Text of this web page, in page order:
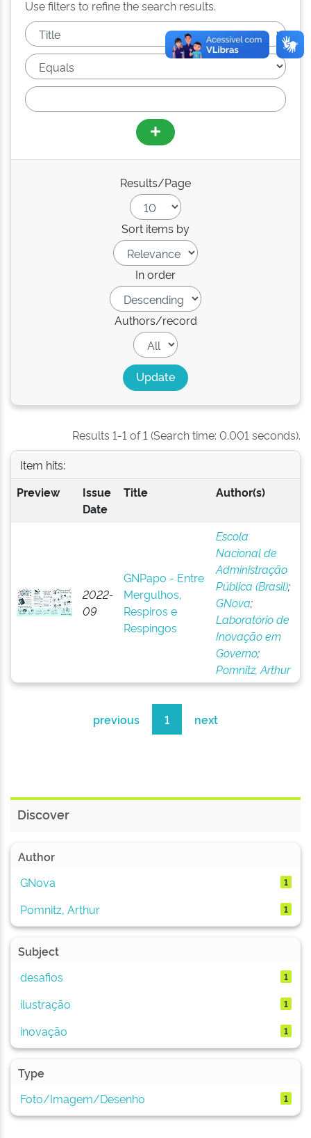
Use filters to refine the search results.
Results/Page
Sort items by
In order
Authors/record
Results 1-1 of 1 (Search time: 0.001 seconds).
Item hits:
Preview
Issue
Date
Title Author(s)
2022-
09
GNPapo - Entre
Mergulhos,
Respiros e
Respingos
Escola
Nacional de
Administração
Pública (Brasil);
GNova;
Laboratório de
Inovação em
Governo;
Pomnitz, Arthur
previous 1 next
Discover
Author
GNova
1
Pomnitz, Arthur 1
Subject
desafios
1
ilustração 1
inovação 1
Type
Foto/Imagem/Desenho
1